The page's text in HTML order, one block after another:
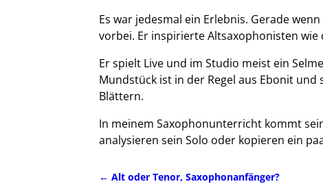
Es war jedesmal ein Erlebnis. Gerade
vorbei. Er inspirierte Altsaxophonisten
Er spielt Live und im Studio meist ein
Mundstück ist in der Regel aus Ebonit
Blättern.
In meinem Saxophonunterricht kommt
analysieren sein Solo oder kopieren ein
← Alt oder Tenor, Saxophonanfänger?